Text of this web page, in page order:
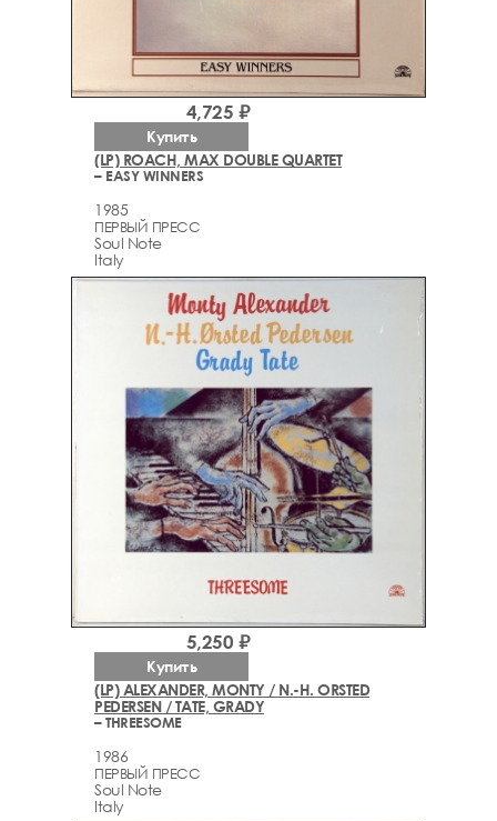
(LP) ROACH, MAX DOUBLE QUARTET
– EASY WINNERS
1985
ПЕРВЫЙ ПРЕСС
Soul Note
Italy
4,725 ₽
Купить
(LP) ALEXANDER, MONTY / N.-H. ORSTED
PEDERSEN / TATE, GRADY
– THREESOME
1986
ПЕРВЫЙ ПРЕСС
Soul Note
Italy
5,250 ₽
Купить